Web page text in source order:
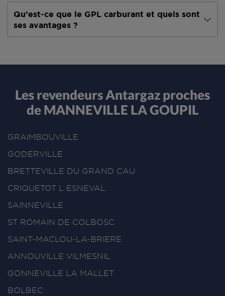
Qu’est-ce que le GPL carburant et quels sont
ses avantages ?
Les revendeurs Antargaz proches
de MANNEVILLE LA GOUPIL
GRAIMBOUVILLE
GODERVILLE
BRETTEVILLE DU GRAND CAU
CRIQUETOT L ESNEVAL
SAINNEVILLE
ST ROMAIN DE COLBOSC
SAINT-MACLOU-LA-BRIERE
ANNOUVILLE VILMESNIL
GONNEVILLE LA MALLET
BOLBEC